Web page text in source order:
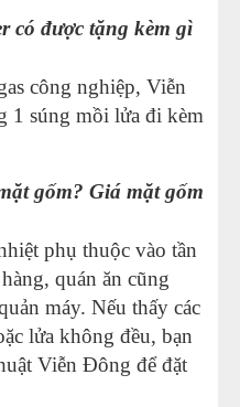
có được tặng kèm gì
công nghiệp, Viễn
1 súng mồi lửa đi kèm
gốm? Giá mặt gốm
phụ thuộc vào tần
quán ăn cũng
máy. Nếu thấy các
lửa không đều, bạn
Viễn Đông để đặt